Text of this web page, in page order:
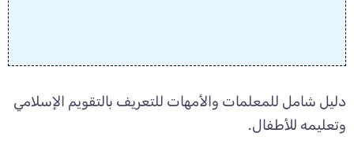
دليل شامل للمعلمات والأمهات للتعريف بالتقويم الإسلامي
وتعليمه للأطفال.